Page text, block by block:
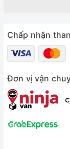
Chấp nhận
Đơn vị vận